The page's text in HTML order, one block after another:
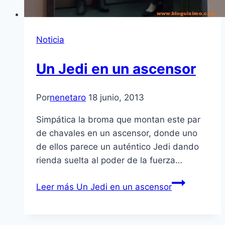
Noticia
Un Jedi en un ascensor
Pornenetaro 18 junio, 2013
Simpática la broma que montan este par
de chavales en un ascensor, donde uno
de ellos parece un auténtico Jedi dando
rienda suelta al poder de la fuerza…
Leer más Un Jedi en un ascensor